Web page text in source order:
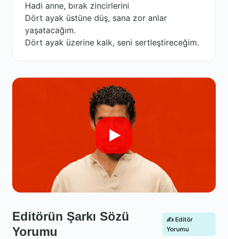
Hadi anne, bırak zincirlerini
Dört ayak üstüne düş, sana zor anlar
yaşatacağım.
Dört ayak üzerine kalk, seni sertleştireceğim.
Editörün Şarkı Sözü
Yorumu
✍️ Editör
Yorumu